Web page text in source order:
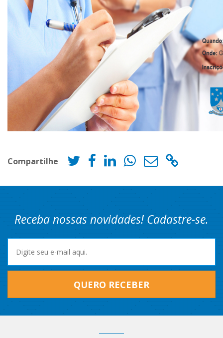
Compartilhe
Receba nossas novidades! Cadastre-se.
QUERO RECEBER